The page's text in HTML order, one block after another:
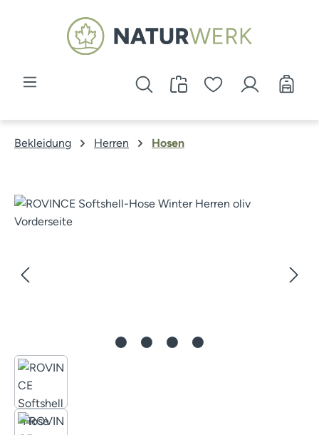
Zum Hauptinhalt springen
Bekleidung Herren Hosen
Bildergalerie überspringen